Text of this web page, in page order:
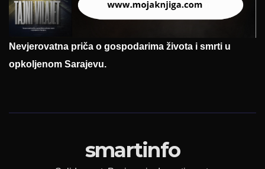
Nevjerovatna priča o gospodarima života i smrti u
opkoljenom Sarajevu.
smartinfo